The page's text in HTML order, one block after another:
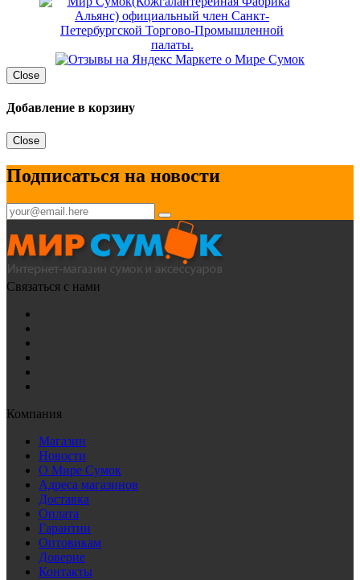
Close
Добавление в корзину
Close
Подписаться на новости
Связаться с нами
Компания
Магазин
Новости
О Мире Сумок
Адреса магазинов
Доставка
Оплата
Гарантии
Оптовикам
Доверие
Контакты